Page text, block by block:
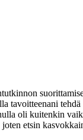
tavoitteenani
oli kuitenkin
etsin